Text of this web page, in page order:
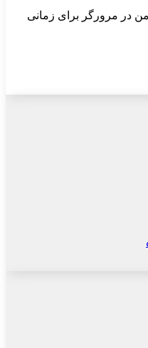
در مرورگر برای زمانی